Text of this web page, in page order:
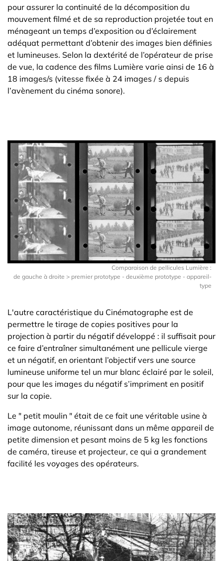
pour assurer la continuité de la décomposition du
mouvement filmé et de sa reproduction projetée tout en
ménageant un temps d’exposition ou d’éclairement
adéquat permettant d’obtenir des images bien définies
et lumineuses. Selon la dextérité de l’opérateur de prise
de vue, la cadence des films Lumière varie ainsi de 16 à
18 images/s (vitesse fixée à 24 images / s depuis
l’avènement du cinéma sonore).
Comparaison de pellicules Lumière :
de gauche à droite > premier prototype - deuxième prototype - appareil-
type
L'autre caractéristique du Cinématographe est de
permettre le tirage de copies positives pour la
projection à partir du négatif développé : il suffisait pour
ce faire d’entraîner simultanément une pellicule vierge
et un négatif, en orientant l’objectif vers une source
lumineuse uniforme tel un mur blanc éclairé par le soleil,
pour que les images du négatif s’impriment en positif
sur la copie.
Le " petit moulin " était de ce fait une véritable usine à
image autonome, réunissant dans un même appareil de
petite dimension et pesant moins de 5 kg les fonctions
de caméra, tireuse et projecteur, ce qui a grandement
facilité les voyages des opérateurs.